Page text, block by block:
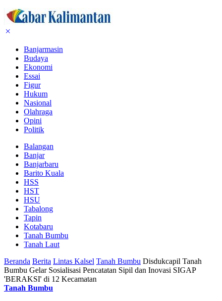
Banjarmasin
Budaya
Ekonomi
Essai
Figur
Hukum
Nasional
Olahraga
Opini
Politik
Balangan
Banjar
Banjarbaru
Barito Kuala
HSS
HST
HSU
Tabalong
Tapin
Kotabaru
Tanah Bumbu
Tanah Laut
Beranda Berita Lintas Kalsel Tanah Bumbu Disdukcapil Tanah
Bumbu Gelar Sosialisasi Pencatatan Sipil dan Inovasi SIGAP
'BERAKSI' di 12 Kecamatan
Tanah Bumbu